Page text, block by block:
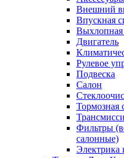
Внешний
Впускная
Выхлопная
Двигатель
Рулевое
Подвеска
Салон
Тормозная
Фильтры
салонные)
Электрика